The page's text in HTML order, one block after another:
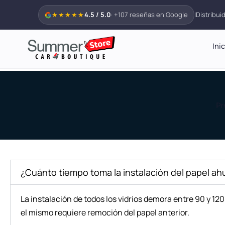
contenido
★★★★★4.5 / 5.0· +107 reseñas en Google |
¿Cuánto tiempo toma la instalación del papel
La instalación de todos los vidrios demora entre 90 y
el mismo requiere remoción del papel anterior.